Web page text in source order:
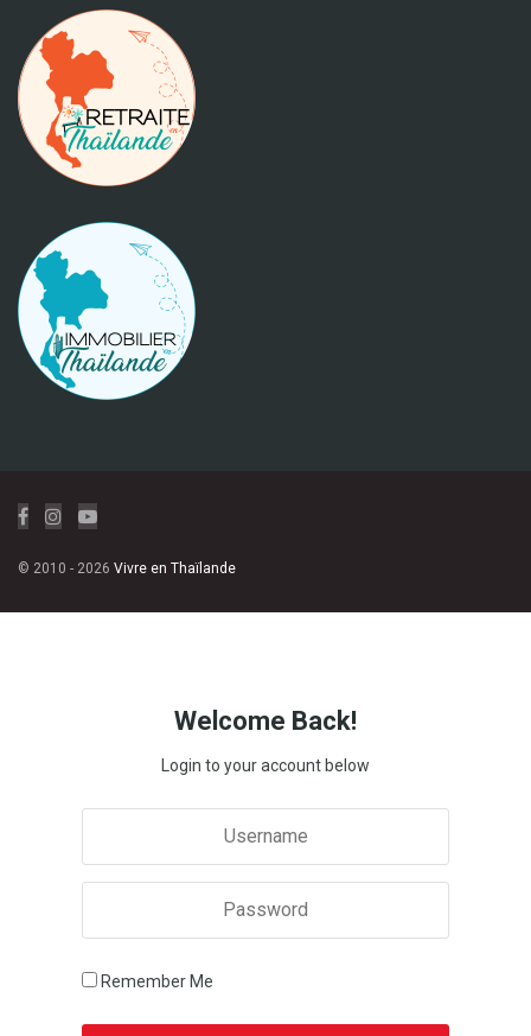
© 2010 - 2026 Vivre en Thaïlande
Welcome Back!
Login to your account below
Remember Me